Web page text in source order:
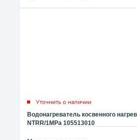
Уточнить о наличии
Водонагреватель косвенного
NTRR/1MPa 105513010